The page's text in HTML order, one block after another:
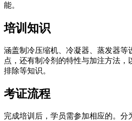
能。
培训知识
涵盖制冷压缩机、冷凝器、蒸发器等
点，还有制冷剂的特性与加注方法，
排除等知识。
考证流程
完成培训后，学员需参加相应的。分